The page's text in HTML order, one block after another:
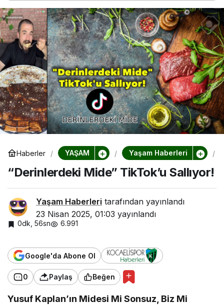
Haberler YAŞAM Yaşam Haberleri
“Derinlerdeki Mide” TikTok’u Sallıyor!
Yaşam Haberleri tarafından yayınlandı
23 Nisan 2025, 01:03 yayınlandı
0dk, 56sn 6.991
Google'da Abone Ol
0 Paylaş Beğen
Yusuf Kaplan’ın Midesi Mi Sonsuz, Biz Mi